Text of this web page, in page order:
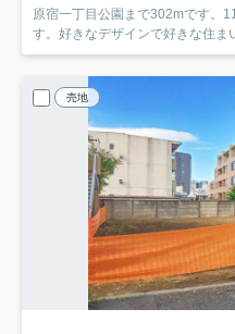
原宿一丁目公園まで302mです。
す。好きなデザインで好きな住ま
売地